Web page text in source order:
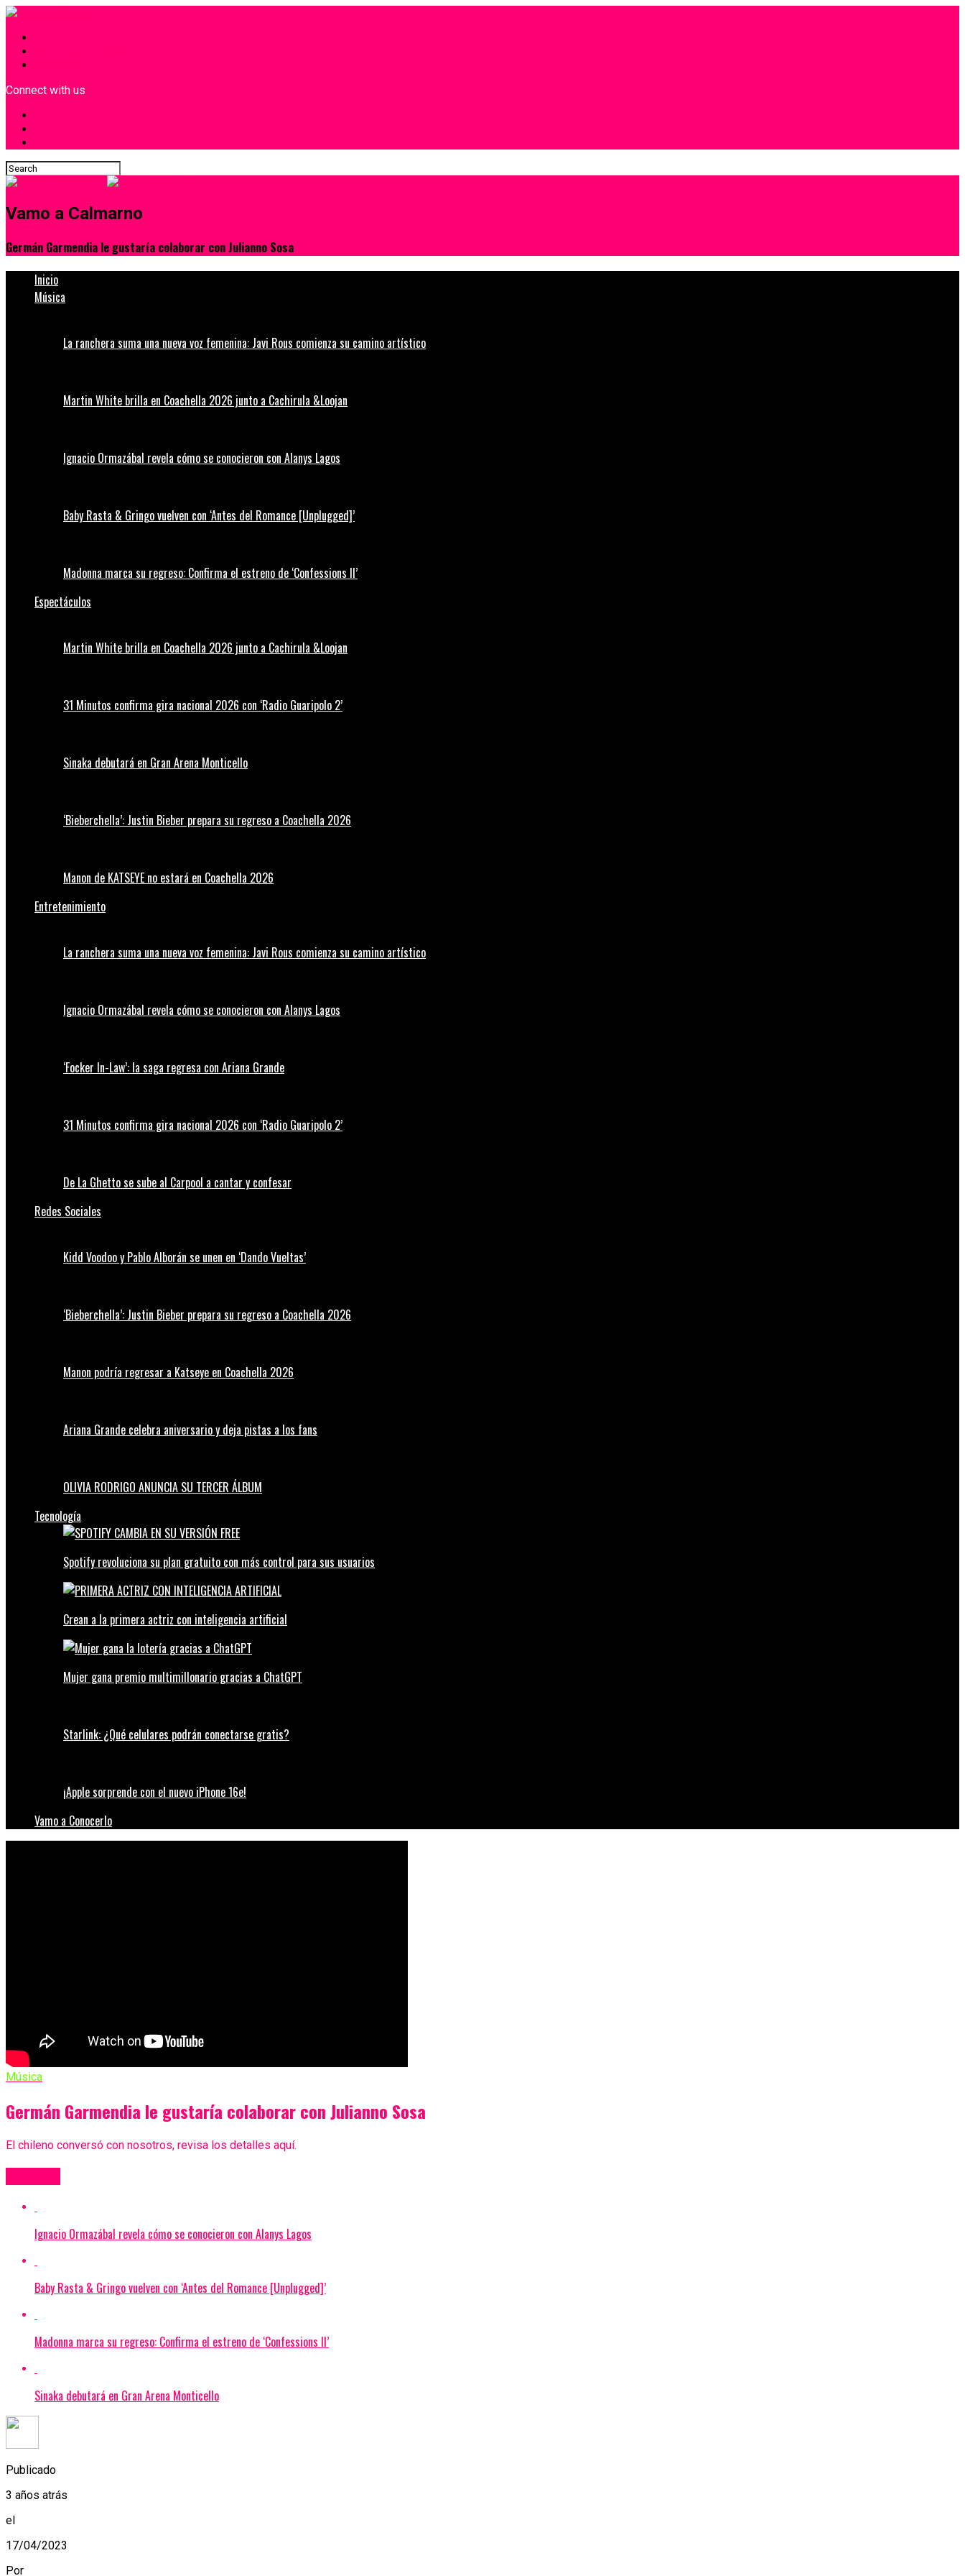
Connect with us
Vamo a Calmarno
Germán Garmendia le gustaría colaborar con Julianno Sosa
Inicio
Música
La ranchera suma una nueva voz femenina: Javi Rous comienza su camino artístico
Martin White brilla en Coachella 2026 junto a Cachirula &Loojan
Ignacio Ormazábal revela cómo se conocieron con Alanys Lagos
Baby Rasta & Gringo vuelven con ‘Antes del Romance [Unplugged]’
Madonna marca su regreso: Confirma el estreno de ‘Confessions II’
Espectáculos
Martin White brilla en Coachella 2026 junto a Cachirula &Loojan
31 Minutos confirma gira nacional 2026 con ‘Radio Guaripolo 2’
Sinaka debutará en Gran Arena Monticello
‘Bieberchella’: Justin Bieber prepara su regreso a Coachella 2026
Manon de KATSEYE no estará en Coachella 2026
Entretenimiento
La ranchera suma una nueva voz femenina: Javi Rous comienza su camino artístico
Ignacio Ormazábal revela cómo se conocieron con Alanys Lagos
‘Focker In-Law’: la saga regresa con Ariana Grande
31 Minutos confirma gira nacional 2026 con ‘Radio Guaripolo 2’
De La Ghetto se sube al Carpool a cantar y confesar
Redes Sociales
Kidd Voodoo y Pablo Alborán se unen en ‘Dando Vueltas’
‘Bieberchella’: Justin Bieber prepara su regreso a Coachella 2026
Manon podría regresar a Katseye en Coachella 2026
Ariana Grande celebra aniversario y deja pistas a los fans
OLIVIA RODRIGO ANUNCIA SU TERCER ÁLBUM
Tecnología
Spotify revoluciona su plan gratuito con más control para sus usuarios
Crean a la primera actriz con inteligencia artificial
Mujer gana premio multimillonario gracias a ChatGPT
Starlink: ¿Qué celulares podrán conectarse gratis?
¡Apple sorprende con el nuevo iPhone 16e!
Vamo a Conocerlo
Música
Germán Garmendia le gustaría colaborar con Julianno Sosa
El chileno conversó con nosotros, revisa los detalles aquí.
Ignacio Ormazábal revela cómo se conocieron con Alanys Lagos
Baby Rasta & Gringo vuelven con ‘Antes del Romance [Unplugged]’
Madonna marca su regreso: Confirma el estreno de ‘Confessions II’
Sinaka debutará en Gran Arena Monticello
Publicado
3 años atrás
el
17/04/2023
Por